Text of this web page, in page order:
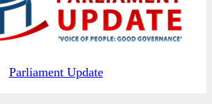
Parliament Update